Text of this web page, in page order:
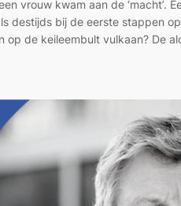
vrouw kwam aan de ‘macht’.
destijds bij de eerste stappen
op de keileembult vulkaan? De